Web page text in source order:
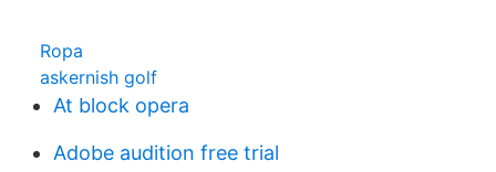
Ropa
askernish golf
At block opera
Adobe audition free trial